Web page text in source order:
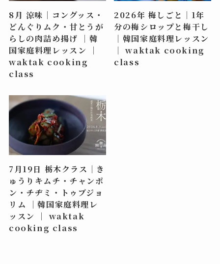
8月 涼味｜コングッス・
どんぐりムク・甘とうが
らしの肉詰め揚げ ｜韓
国家庭料理レッスン ｜
waktak cooking
class
2026年 梅しごと｜1年
分の梅シロップと梅干し
｜韓国家庭料理レッスン
｜ waktak cooking
class
7月19日 栃木クラス｜き
ゅうりキムチ・チャンポ
ン・チヂミ・トゥブジョ
リム ｜韓国家庭料理レ
ッスン ｜ waktak
cooking class